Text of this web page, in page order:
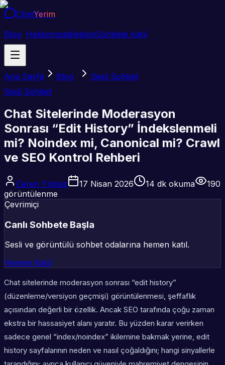
ChatYerim
Blog HakkımızdaİletişimSohbete Katıl
Ana Sayfa Blog
Sesli Sohbet
Sesli Sohbet
Chat Sitelerinde Moderasyon
Sonrası “Edit History” İndekslenmeli
mi? Noindex mi, Canonical mi? Crawl
ve SEO Kontrol Rehberi
Ceren Yılmaz 17 Nisan 2026 14 dk okuma
190
görüntülenme
Çevrimiçi
Canlı Sohbete Başla
Sesli ve görüntülü sohbet odalarına hemen katıl.
Hemen Katıl
Chat sitelerinde moderasyon sonrası “edit history”
(düzenleme/versiyon geçmişi) görüntülenmesi, şeffaflık
açısından değerli bir özellik. Ancak SEO tarafında çoğu zaman
ekstra bir hassasiyet alanı yaratır. Bu yüzden karar verirken
sadece genel “index/noindex” ikilemine bakmak yerine, edit
history sayfalarının neden ve nasıl çoğaldığını; hangi sinyallerle